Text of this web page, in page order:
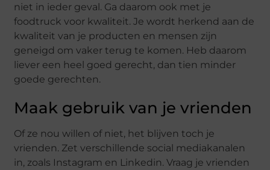
niet in ieder geval. Ga daarom ook met je
foodtruck voor kwaliteit. Je wordt herkend aan de
kwaliteit van je producten en mensen zijn
geneigd om vaker terug te komen. Heb daarom
liever een heel goed gerecht, dan tien minder
goede gerechten.
Maak gebruik van je vrienden
Of ze nou willen of niet, het blijven toch je
vrienden. Zet verschillende social mediakanalen
in, zoals Instagram en Linkedin. Vraag je vrienden